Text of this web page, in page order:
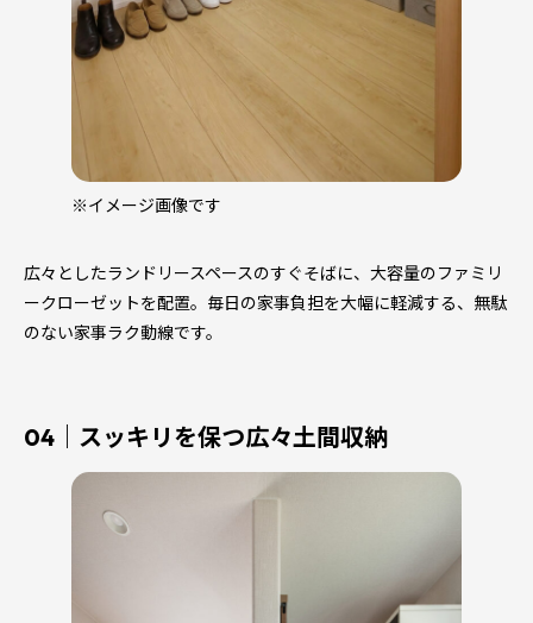
※イメージ画像です
広々としたランドリースペースのすぐそばに、大容量のファミリ
ークローゼットを配置。毎日の家事負担を大幅に軽減する、無駄
のない家事ラク動線です。
04｜スッキリを保つ広々土間収納